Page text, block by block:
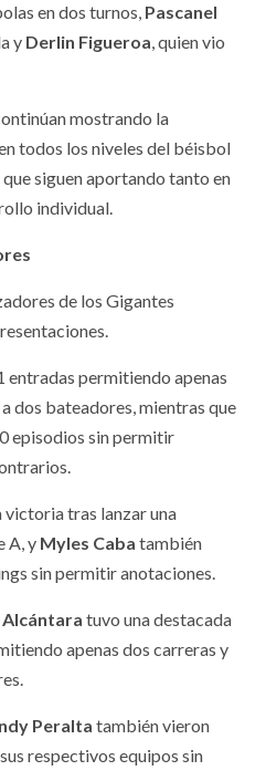
en dos turnos, Pascanel
y Derlin Figueroa, quien vio
mostrando la
todos los niveles del béisbol
siguen aportando tanto en
individual.
de los Gigantes
entradas permitiendo apenas
dos bateadores, mientras que
episodios sin permitir
victoria tras lanzar una
A, y Myles Caba también
sin permitir anotaciones.
Alcántara tuvo una destacada
apenas dos carreras y
Peralta también vieron
respectivos equipos sin